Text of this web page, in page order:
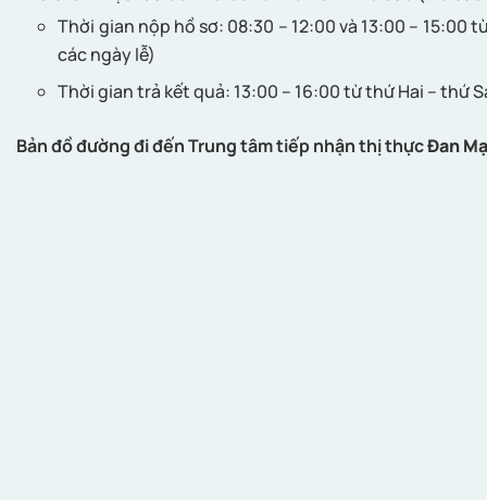
Thời gian nộp hồ sơ: 08:30 – 12:00 và 13:00 – 15:00
các ngày lễ)
Thời gian trả kết quả: 13:00 – 16:00 từ thứ Hai – thứ
Bản đồ đường đi đến Trung tâm tiếp nhận thị thựcĐan